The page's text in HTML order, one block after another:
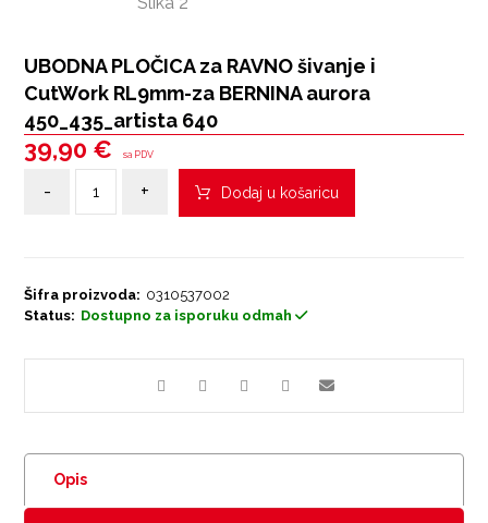
UBODNA PLOČICA za RAVNO šivanje i
CutWork RL9mm-za BERNINA aurora
450_435_artista 640
39,90 € sa PDV
- + Dodaj u košaricu
Šifra proizvoda: 0310537002
Status: Dostupno za isporuku odmah
Opis